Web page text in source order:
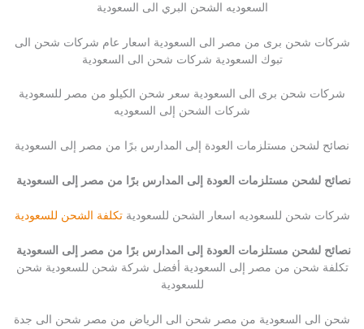
السعوديه الشحن البري الى السعودية
شركات شحن برى من مصر الى السعودية اسعار عام شركات شحن الى
تبوك السعودية شركات شحن الى السعودية
شركات شحن برى الى السعودية سعر شحن الكيلو من مصر للسعودية
شركات الشحن إلى السعوديه
نصائح لشحن مستلزمات العودة إلى المدارس برًا من مصر إلى السعودية
نصائح لشحن مستلزمات العودة إلى المدارس برًا من مصر إلى السعودية
شركات شحن للسعوديه اسعار الشحن للسعوديةتكلفة الشحن للسعودية
نصائح لشحن مستلزمات العودة إلى المدارس برًا من مصر إلى السعودية
تكلفة شحن من مصر إلى السعودية أفضل شركة شحن للسعودية شحن
للسعودية
شحن الى السعودية من مصر شحن الى الرياض من مصر شحن الى جدة